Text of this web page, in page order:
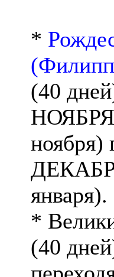
*
(40
ноября)
января).
*
(40